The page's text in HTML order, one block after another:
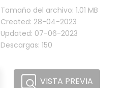
Tamaño del archivo: 1.01 MB
Created: 28-04-2023
Updated: 07-06-2023
Descargas: 150
VISTA PREVIA